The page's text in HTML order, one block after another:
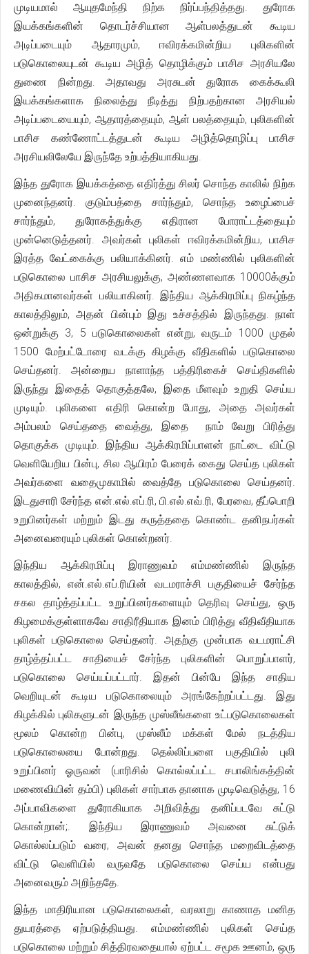
முடியமால் ஆயுதமேந்தி நிற்க நிர்ப்பந்தித்தது. துரோக
இயக்கங்களின் தொடர்ச்சியான ஆள்பலத்துடன் கூடிய
அடிப்படையும் ஆதாரமும், ஈவிரக்கமின்றிய புலிகளின்
படுகொலையுடன் கூடிய அழித் தொழிக்கும் பாசிச அரசியலே
துணை நின்றது. அதாவது அரசுடன் துரோக கைக்கூலி
இயக்கங்களாக நிலைத்து நீடித்து நிற்பதற்கான அரசியல்
அடிப்படையையும், ஆதாரத்தையும், ஆள் பலத்தையும், புலிகளின்
பாசிச கண்ணோட்டத்துடன் கூடிய அழித்தொழிப்பு பாசிச
அரசியலிலேயே இருந்தே உற்பத்தியாகியது.
இந்த துரோக இயக்கத்தை எதிர்த்து சிலர் சொந்த காலில் நிற்க
முனைந்தனர். குடும்பத்தை சார்ந்தும், சொந்த உழைப்பைச்
சார்ந்தும், துரோகத்துக்கு எதிரான போராட்டத்தையும்
முன்னெடுத்தனர். அவர்கள் புலிகள் ஈவிரக்கமின்றிய, பாசிச
இரத்த வேட்கைக்கு பலியாக்கினர். எம் மண்ணில் புலிகளின்
படுகொலை பாசிச அரசியலுக்கு, அண்ணளவாக 10000க்கும்
அதிகமானவர்கள் பலியாகினர். இந்திய ஆக்கிரமிப்பு நிகழ்ந்த
காலத்திலும், அதன் பின்பும் இது உச்சத்தில் இருந்தது. நாள்
ஒன்றுக்கு 3, 5 படுகொலைகள் என்று, வருடம் 1000 முதல்
1500 மேற்பட்டோரை வடக்கு கிழக்கு வீதிகளில் படுகொலை
செய்தனர். அன்றைய நாளாந்த பத்திரிகைச் செய்திகளில்
இருந்து இதைத் தொகுத்தலே, இதை மீளவும் உறுதி செய்ய
முடியும். புலிகளை எதிரி கொன்ற போது, அதை அவர்கள்
அம்பலம் செய்ததை வைத்து, இதை நாம் வேறு பிரித்து
தொகுக்க முடியும். இந்திய ஆக்கிரமிப்பாளன் நாட்டை விட்டு
வெளியேறிய பின்பு, சில ஆயிரம் பேரைக் கைது செய்த புலிகள்
அவர்களை வதைமுகாமில் வைத்தே படுகொலை செய்தனர்.
இடதுசாரி சேர்ந்த என்.எல்.எப்.ரி, பி.எல்.எவ்.ரி, பேரவை, தீப்பொறி
உறுபினர்கள் மற்றும் இடது கருத்ததை கொண்ட தனிநபர்கள்
அனைவரையும் புலிகள் கொன்றனர்.
இந்திய ஆக்கிரமிப்பு இராணுவம் எம்மண்ணில் இருந்த
காலத்தில், என்.எல்.எப்.ரியின் வடமராச்சி பகுதியைச் சேர்ந்த
சகல தாழ்த்தப்பட்ட உறுப்பினர்களையும் தெரிவு செய்து, ஒரு
கிழமைக்குள்ளாகவே சாதிரீதியாக இனம் பிரித்து வீதிவீதியாக
புலிகள் படுகொலை செய்தனர். அதற்கு முன்பாக வடமராட்சி
தாழ்த்தப்பட்ட சாதியைச் சேர்ந்த புலிகளின் பொறுப்பாளர்,
படுகொலை செய்யப்பட்டார். இதன் பின்பே இந்த சாதிய
வெறியுடன் கூடிய படுகொலையும் அரங்கேற்றப்பட்டது. இது
கிழக்கில் புலிகளுடன் இருந்த முஸ்லீங்களை உட்படுகொலைகள்
மூலம் கொன்ற பின்பு, முஸ்லீம் மக்கள் மேல் நடத்திய
படுகொலையை போன்றது. தெல்லிப்பளை பகுதியில் புலி
உறுப்பினர் ஓருவன் (பாரிசில் கொல்லப்பட்ட சபாலிங்கத்தின்
மணைவியின் தம்பி) புலிகள் சார்பாக தானாக முடிவெடுத்து, 16
அப்பாவிகளை துரோகியாக அறிவித்து தனிப்படவே சுட்டு
கொன்றான்;. இந்திய இராணுவம் அவனை சுட்டுக்
கொல்லப்படும் வரை, அவன் தனது சொந்த மறைவிடத்தை
விட்டு வெளியில் வருவதே படுகொலை செய்ய என்பது
அனைவரும் அறிந்ததே.
இந்த மாதிரியான படுகொலைகள், வரலாறு காணாத மனித
துயரத்தை ஏற்படுத்தியது. எம்மண்ணில் புலிகள் செய்த
படுகொலை மற்றும் சித்திரவதையால் ஏற்பட்ட சமூக ஊனம், ஒரு